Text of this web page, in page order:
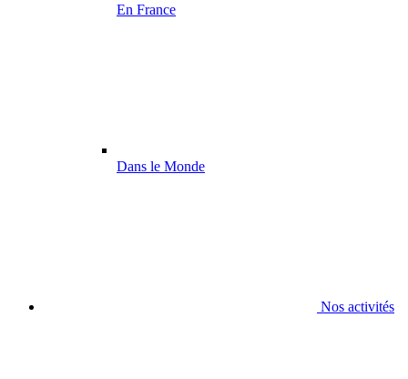
En France
Dans le Monde
Nos activités